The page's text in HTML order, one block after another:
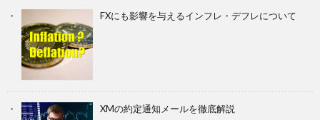
FXにも影響を与えるインフレ・デフレについて
XMの約定通知メールを徹底解説